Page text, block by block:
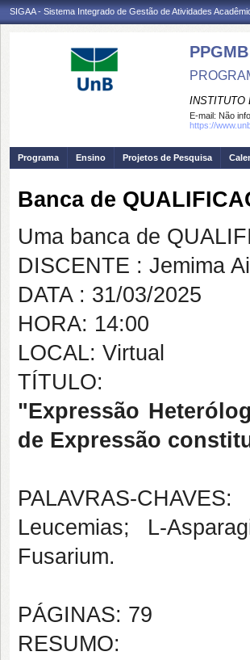
SIGAA - Sistema Integrado de Gestão de Atividades
PPGMB
INSTITUTO
E-mail: Não
https://
Programa Ensino Projetos de Pesquisa
Banca de
Uma banca de
DISCENTE : Jemima
DATA : 31/03/2025
HORA: 14:00
LOCAL: Virtual
TÍTULO:
"Expressão
de Expressão
PALAVRAS-CHAVES:
Leucemias; L-
Fusarium.
PÁGINAS: 79
RESUMO: